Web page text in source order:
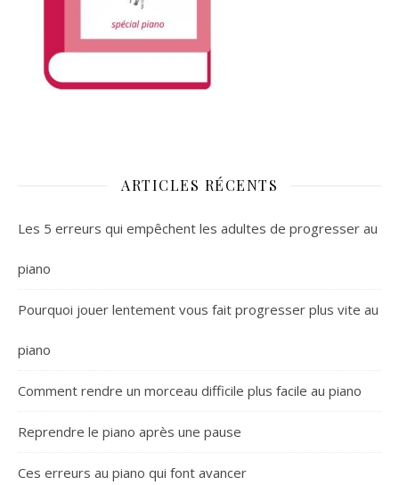
ARTICLES RÉCENTS
Les 5 erreurs qui empêchent les adultes de progresser au
piano
Pourquoi jouer lentement vous fait progresser plus vite au
piano
Comment rendre un morceau difficile plus facile au piano
Reprendre le piano après une pause
Ces erreurs au piano qui font avancer